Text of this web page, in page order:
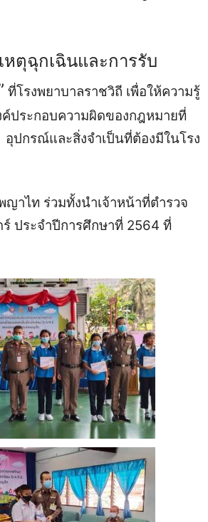
หตุฉุกเฉินและการรับ
ที่โรงพยาบาลราชวิถี เพื่อให้ความรู้
ค์ประกอบความผิดของกฎหมายที่
ปกรณ์และสิ่งจำเป็นที่ต้องมีในโรง
าไท ร่วมทั้งนำเจ้าหน้าที่ตำรวจ
ประจำปีการศึกษาที่ 2564 ที่